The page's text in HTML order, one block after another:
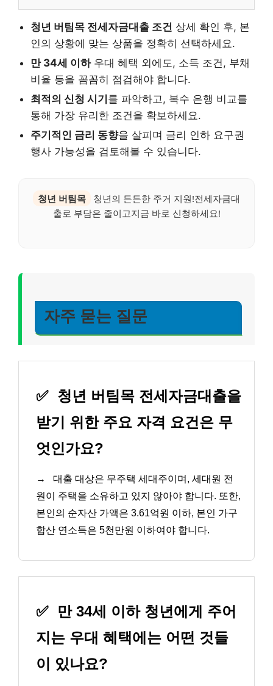
청년 버팀목 전세자금대출 조건 상세 확인 후, 본
인의 상황에 맞는 상품을 정확히 선택하세요.
만 34세 이하우대 혜택 외에도, 소득 조건, 부채
비율 등을 꼼꼼히 점검해야 합니다.
최적의 신청 시기를 파악하고, 복수 은행 비교를
통해 가장 유리한 조건을 확보하세요.
주기적인 금리 동향을 살피며 금리 인하 요구권
행사 가능성을 검토해볼 수 있습니다.
청년 버팀목
청년의 든든한 주거 지원!전세자금대
출로 부담은 줄이고지금 바로 신청하세요!
자주 묻는 질문
✅ 청년 버팀목 전세자금대출을
받기 위한 주요 자격 요건은 무
엇인가요?
→
대출 대상은 무주택 세대주이며, 세대원 전
원이 주택을 소유하고 있지 않아야 합니다. 또한,
본인의 순자산 가액은 3.61억원 이하, 본인 가구
합산 연소득은 5천만원 이하여야 합니다.
✅
만 34세 이하 청년에게 주어
지는 우대 혜택에는 어떤 것들
이 있나요?